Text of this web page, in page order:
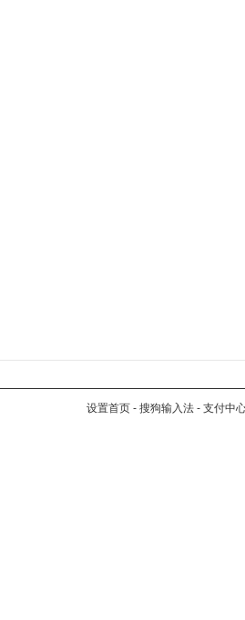
设置首页 - 搜狗输入法 - 支付中